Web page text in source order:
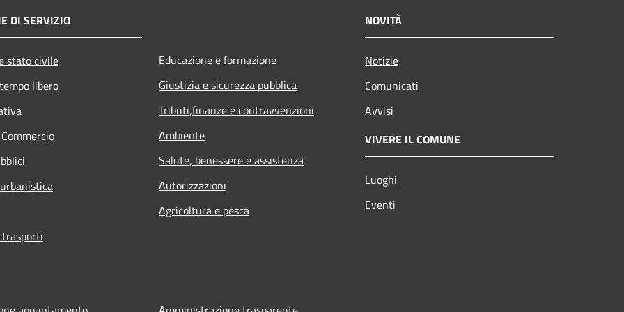
DI SERVIZIO
stato civile
libero
Educazione e formazione
Giustizia e sicurezza pubblica
Tributi,finanze e contravvenzioni
Ambiente
Salute, benessere e assistenza
Autorizzazioni
Agricoltura e pesca
NOVITÀ
Notizie
Comunicati
Avvisi
VIVERE IL COMUNE
Luoghi
Eventi